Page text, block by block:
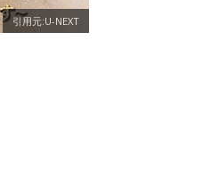
引用元:U-NEXT